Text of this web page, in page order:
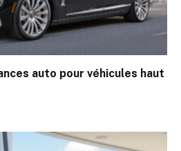
auto pour véhicules haut